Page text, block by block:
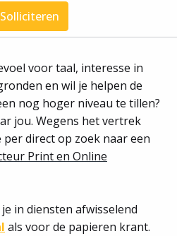
Solliciteren
voor taal, interesse in
en wil je helpen de
nog hoger niveau te tillen?
jou. Wegens het vertrek
per direct op zoek naar een
Print en Online
in diensten afwisselend
als voor de papieren krant.